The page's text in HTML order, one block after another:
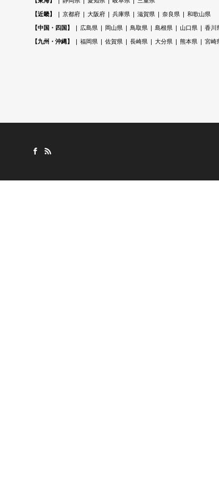
【近畿】
京都府 大阪府 兵庫県 滋賀県 奈良県
和歌山県
【中国・四国】
広島県 岡山県 鳥取県 島根県 山口県
香川
【九州・沖縄】
福岡県 佐賀県 長崎県 大分県 熊本県 宮崎